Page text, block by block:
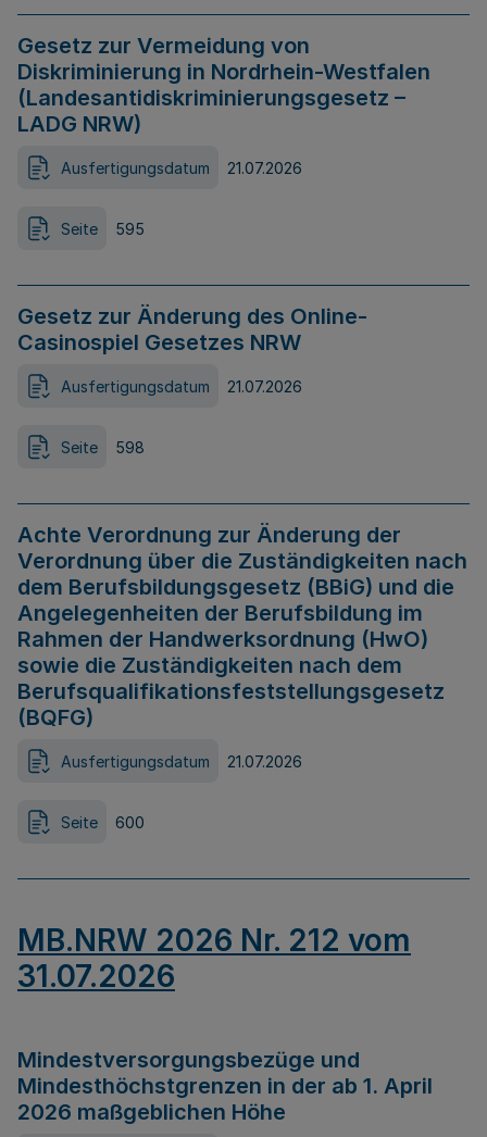
Gesetz zur Vermeidung von
Diskriminierung in Nordrhein-Westfalen
(Landesantidiskriminierungsgesetz –
LADG NRW)
Ausfertigungsdatum 21.07.2026
Seite 595
Gesetz zur Änderung des Online-
Casinospiel Gesetzes NRW
Ausfertigungsdatum 21.07.2026
Seite 598
Achte Verordnung zur Änderung der
Verordnung über die Zuständigkeiten nach
dem Berufsbildungsgesetz (BBiG) und die
Angelegenheiten der Berufsbildung im
Rahmen der Handwerksordnung (HwO)
sowie die Zuständigkeiten nach dem
Berufsqualifikationsfeststellungsgesetz
(BQFG)
Ausfertigungsdatum 21.07.2026
Seite 600
MB.NRW 2026 Nr. 212 vom
31.07.2026
Mindestversorgungsbezüge und
Mindesthöchstgrenzen in der ab 1. April
2026 maßgeblichen Höhe